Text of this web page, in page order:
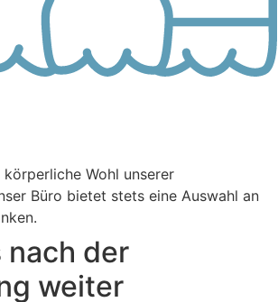
Wohl unserer
Büro bietet stets eine Auswahl an
nach der
weiter